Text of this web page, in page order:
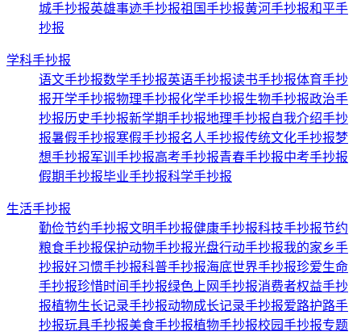
城手抄报英雄事迹手抄报祖国手抄报黄河手抄报和平手
抄报
学科手抄报
语文手抄报数学手抄报英语手抄报读书手抄报体育手抄
报开学手抄报物理手抄报化学手抄报生物手抄报政治手
抄报历史手抄报新学期手抄报地理手抄报自我介绍手抄
报暑假手抄报寒假手抄报名人手抄报传统文化手抄报梦
想手抄报军训手抄报高考手抄报青春手抄报中考手抄报
假期手抄报毕业手抄报科学手抄报
生活手抄报
勤俭节约手抄报文明手抄报健康手抄报科技手抄报节约
粮食手抄报保护动物手抄报光盘行动手抄报我的家乡手
抄报好习惯手抄报科普手抄报海底世界手抄报珍爱生命
手抄报珍惜时间手抄报绿色上网手抄报消费者权益手抄
报植物生长记录手抄报动物成长记录手抄报爱路护路手
抄报玩具手抄报美食手抄报植物手抄报校园手抄报专题